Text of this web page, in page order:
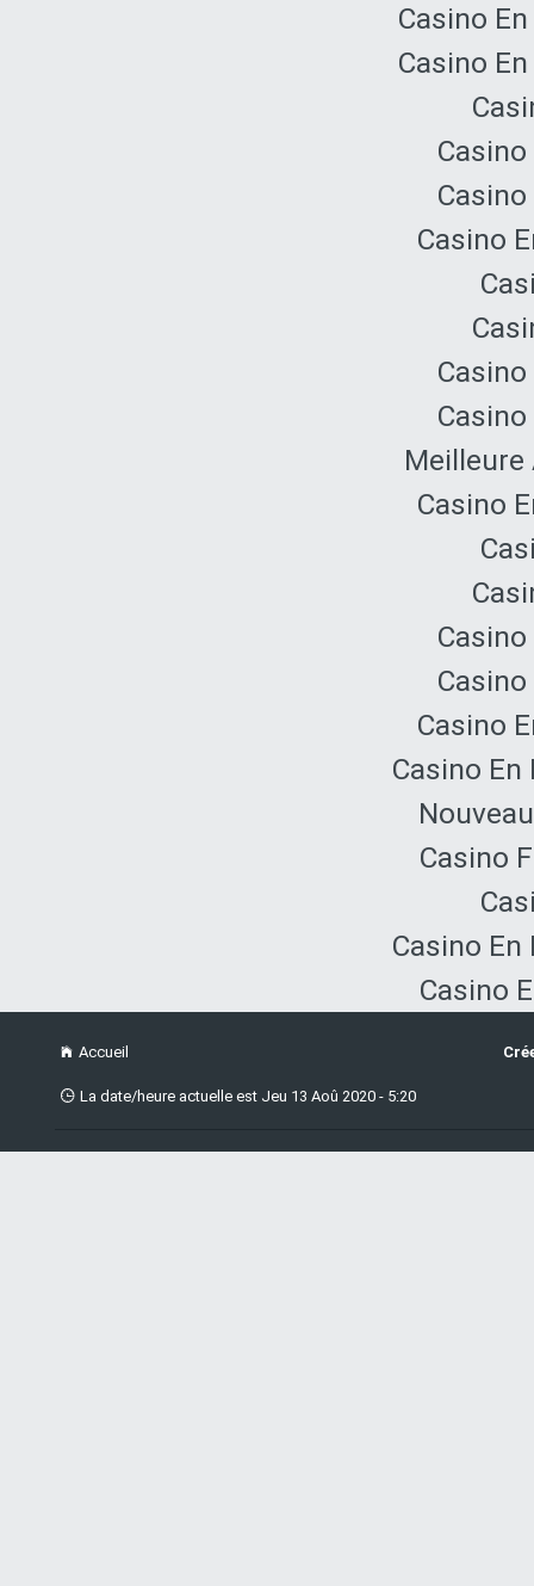
Casino
Casino
Casino
Casino
Casino
Casino En
Casino
Casino En
Casino
Accueil
La date/heure actuelle est Jeu 13 Aoû 2020 - 5:20